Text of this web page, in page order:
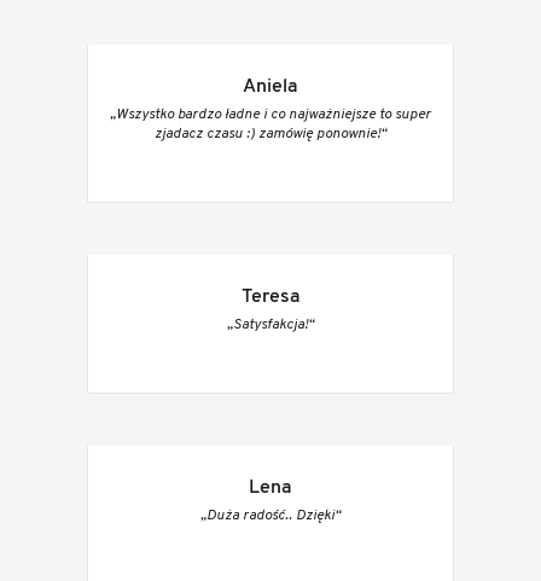
Aniela
„Wszystko bardzo ładne i co najważniejsze to super
zjadacz czasu :) zamówię ponownie!“
Teresa
„Satysfakcja!“
Lena
„Duża radość.. Dzięki“